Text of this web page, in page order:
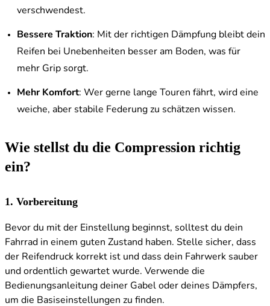
verschwendest.
Bessere Traktion: Mit der richtigen Dämpfung bleibt dein
Reifen bei Unebenheiten besser am Boden, was für
mehr Grip sorgt.
Mehr Komfort: Wer gerne lange Touren fährt, wird eine
weiche, aber stabile Federung zu schätzen wissen.
Wie stellst du die Compression richtig
ein?
1. Vorbereitung
Bevor du mit der Einstellung beginnst, solltest du dein
Fahrrad in einem guten Zustand haben. Stelle sicher, dass
der Reifendruck korrekt ist und dass dein Fahrwerk sauber
und ordentlich gewartet wurde. Verwende die
Bedienungsanleitung deiner Gabel oder deines Dämpfers,
um die Basiseinstellungen zu finden.